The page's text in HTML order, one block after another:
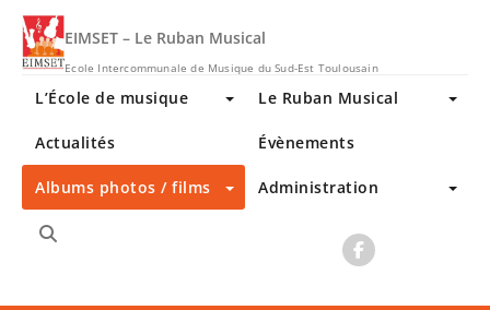
Skip
content
EIMSET – Le Ruban Musical
Ecole Intercommunale de Musique du Sud-Est Toulousain
L’École de musique Le Ruban Musical
Actualités Évènements
Albums photos / films Administration